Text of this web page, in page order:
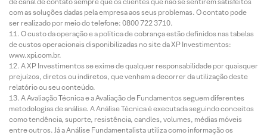
com as soluções dadas pela empresa aos seus problemas. O contato pode
ser realizado por meio do telefone: 0800 722 3710.
O custo da operação e a política de cobrança estão definidos nas tabelas
de custos operacionais disponibilizadas no site da XP Investimentos:
www.xpi.com.br.
A XP Investimentos se exime de qualquer responsabilidade por quaisquer
prejuízos, diretos ou indiretos, que venham a decorrer da utilização deste
relatório ou seu conteúdo.
A Avaliação Técnica e a Avaliação de Fundamentos seguem diferentes
metodologias de análise. A Análise Técnica é executada seguindo conceitos
como tendência, suporte, resistência, candles, volumes, médias móveis
entre outros. Já a Análise Fundamentalista utiliza como informação os